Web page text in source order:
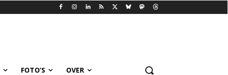
FOTO’S OVER